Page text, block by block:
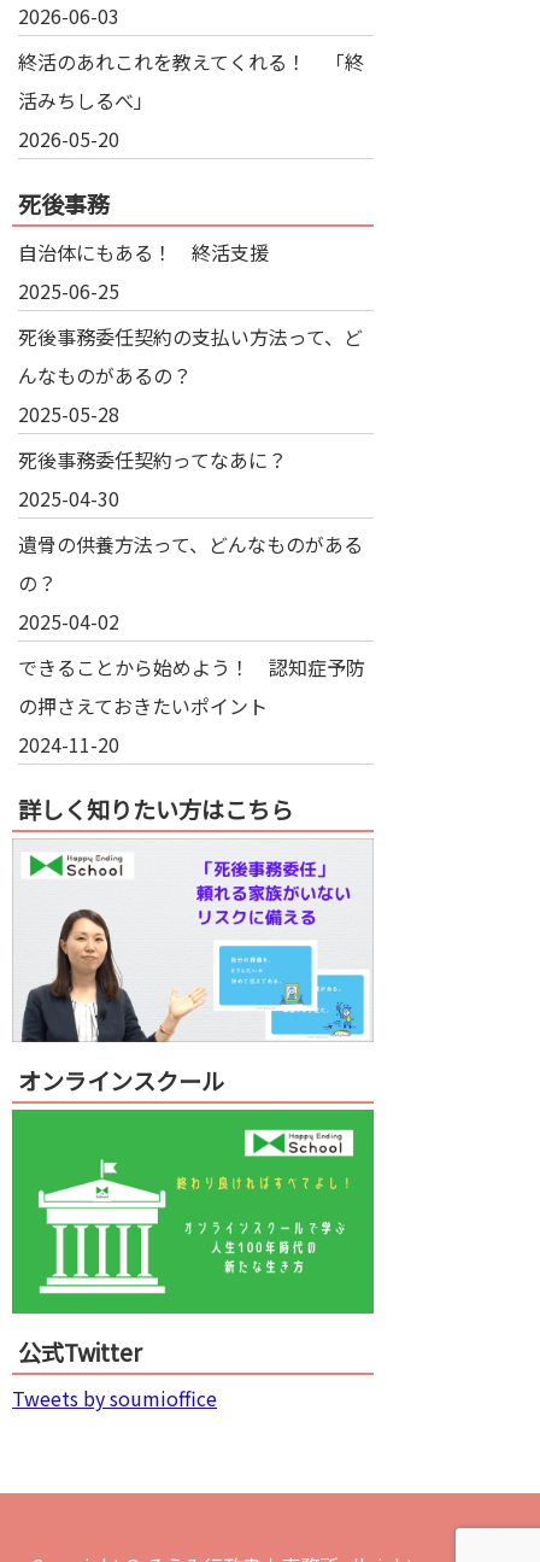
2026-06-03
終活のあれこれを教えてくれる！ 「終
活みちしるべ」
2026-05-20
死後事務
自治体にもある！ 終活支援
2025-06-25
死後事務委任契約の支払い方法って、ど
んなものがあるの？
2025-05-28
死後事務委任契約ってなあに？
2025-04-30
遺骨の供養方法って、どんなものがある
の？
2025-04-02
できることから始めよう！ 認知症予防
の押さえておきたいポイント
2024-11-20
詳しく知りたい方はこちら
オンラインスクール
公式Twitter
Tweets by soumioffice